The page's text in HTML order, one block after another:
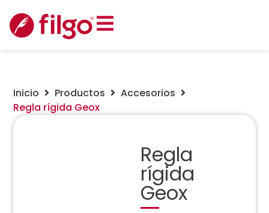
Inicio Productos
Accesorios
Regla rígida Geox
Regla
rígida
Geox